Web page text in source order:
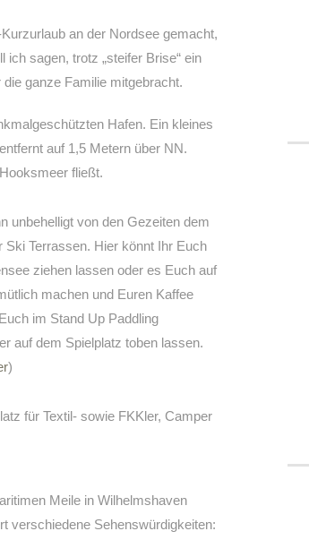
an der Nordsee gemacht,
sagen, trotz „steifer Brise“ ein
ganze Familie mitgebracht.
Hafen. Ein kleines
auf 1,5 Metern über NN.
fließt.
unbehelligt von den Gezeiten dem
Terrassen. Hier könnt Ihr Euch
ziehen lassen oder es Euch auf
machen und Euren Kaffee
im Stand Up Paddling
auf dem Spielplatz toben lassen.
)
für Textil- sowie FKKler, Camper
Meile in Wilhelmshaven
verschiedene Sehenswürdigkeiten: